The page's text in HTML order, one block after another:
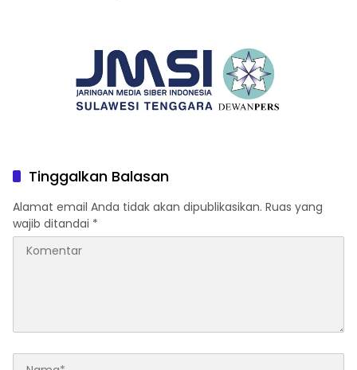
Tinggalkan Balasan
Alamat email Anda tidak akan dipublikasikan. Ruas yang
wajib ditandai *